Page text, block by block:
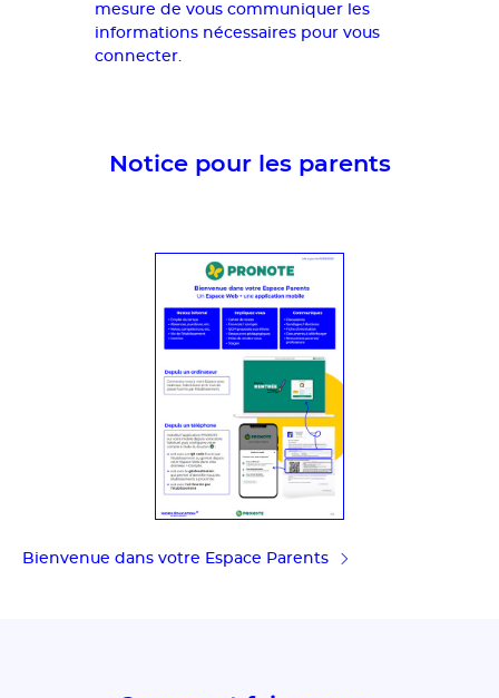
mesure de vous communiquer les
informations nécessaires pour vous
connecter.
Notice pour les parents
Bienvenue dans votre Espace Parents